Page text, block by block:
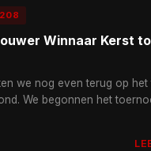
Winnaar Kerst
we nog even terug op
We begonnen het